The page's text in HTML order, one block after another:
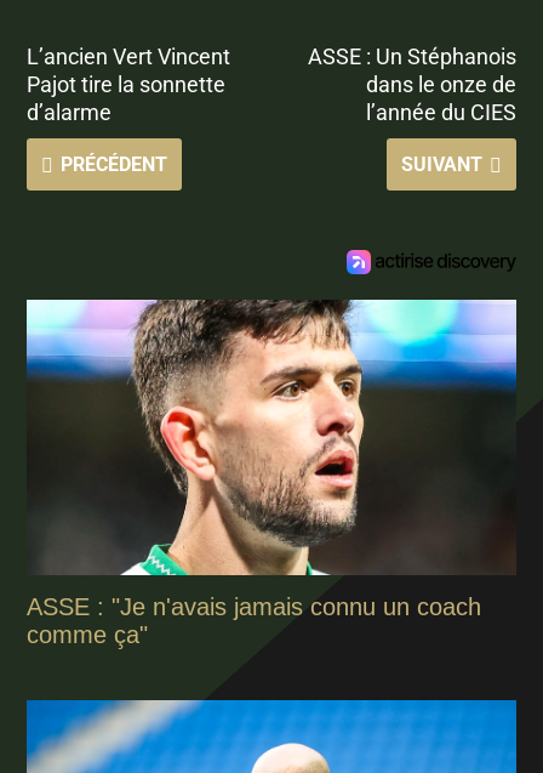
L’ancien Vert Vincent
Pajot tire la sonnette
d’alarme
PRÉCÉDENT
ASSE : Un Stéphanois
dans le onze de
l’année du CIES
SUIVANT
ASSE : "Je n'avais jamais connu un coach
comme ça"